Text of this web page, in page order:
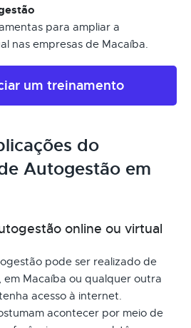
para ampliar a
nas empresas de Macaíba.
um treinamento
do
Autogestão em
online ou virtual
pode ser realizado de
em Macaíba ou qualquer outra
acesso à internet.
acontecer por meio de